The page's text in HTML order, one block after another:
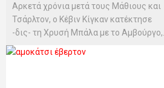
Αρκετά χρόνια μετά τους Μάθιους και
Τσάρλτον, ο Κέβιν Κίγκαν κατέκτησε
-δις- τη Χρυσή Μπάλα με το Αμβούργο,...